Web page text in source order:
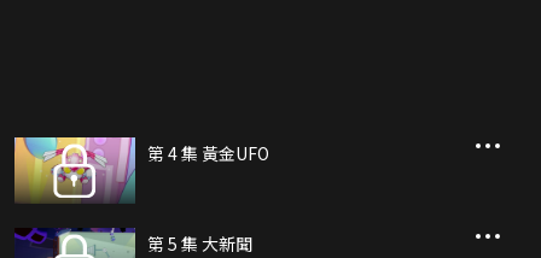
第 4 集 黃金UFO
第 5 集 大新聞